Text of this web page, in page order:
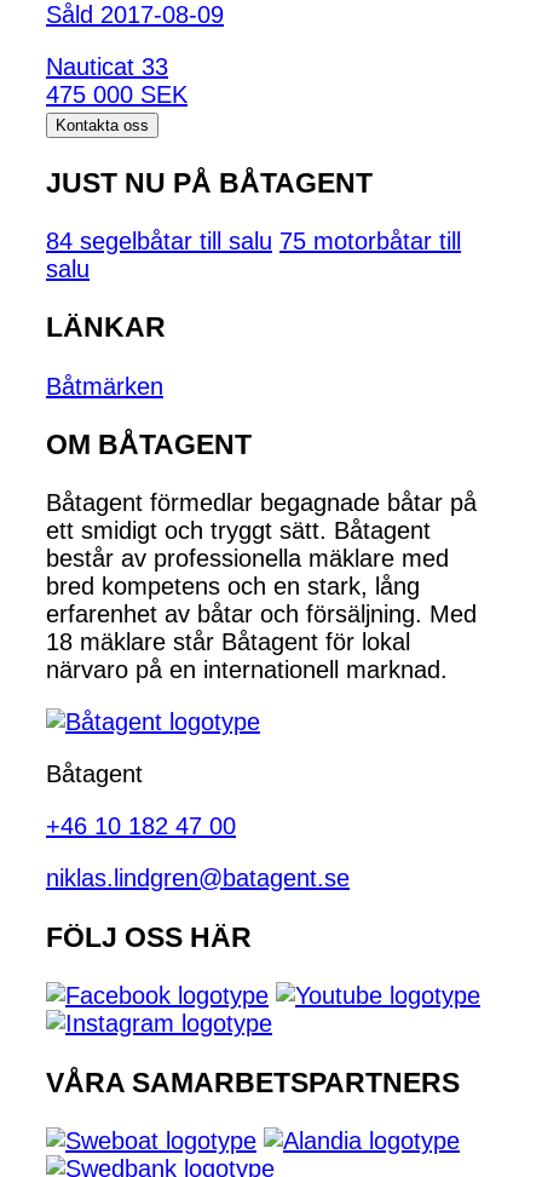
Såld 2017-08-09
Nauticat 33
475 000 SEK
Kontakta oss
JUST NU PÅ BÅTAGENT
84 segelbåtar till salu 75 motorbåtar till
salu
LÄNKAR
Båtmärken
OM BÅTAGENT
Båtagent förmedlar begagnade båtar på
ett smidigt och tryggt sätt. Båtagent
består av professionella mäklare med
bred kompetens och en stark, lång
erfarenhet av båtar och försäljning. Med
18 mäklare står Båtagent för lokal
närvaro på en internationell marknad.
Båtagent
+46 10 182 47 00
niklas.lindgren@batagent.se
FÖLJ OSS HÄR
VÅRA SAMARBETSPARTNERS